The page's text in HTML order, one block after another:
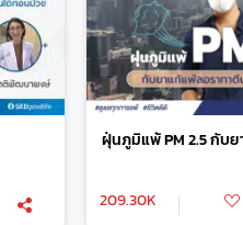
ฝุ่นภูมิแพ้ PM 2.5 กับ
209.30K